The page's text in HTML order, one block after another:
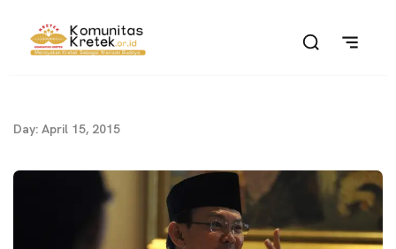
Day: April 15, 2015